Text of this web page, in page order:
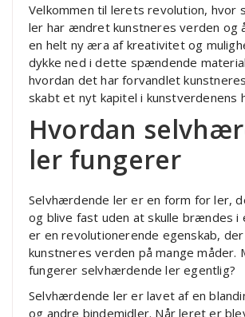
Velkommen til lerets revolution, hvor
ler har ændret kunstneres verden og
en helt ny æra af kreativitet og
dykke ned i dette spændende
hvordan det har forvandlet
skabt et nyt kapitel i kunstverdenens
Hvordan
ler fungerer
Selvhærdende ler er en form for ler,
og blive fast uden at skulle brændes i
er en revolutionerende egenskab,
kunstneres verden på mange måder.
fungerer selvhærdende ler egentlig?
Selvhærdende ler er lavet af en
og andre bindemidler. Når leret er